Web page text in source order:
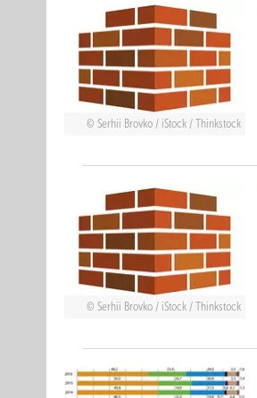
Serhii Brovko / iStock / Thinkstock
Serhii Brovko / iStock / Thinkstock